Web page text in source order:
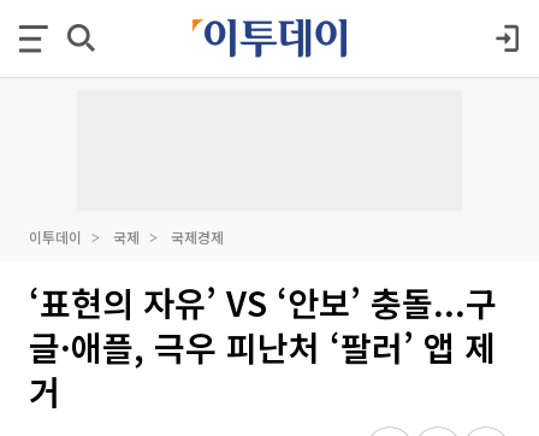
이투데이 국제 국제경제
‘표현의 자유’ VS ‘안보’ 충돌...구
글·애플, 극우 피난처 ‘팔러’ 앱 제
거